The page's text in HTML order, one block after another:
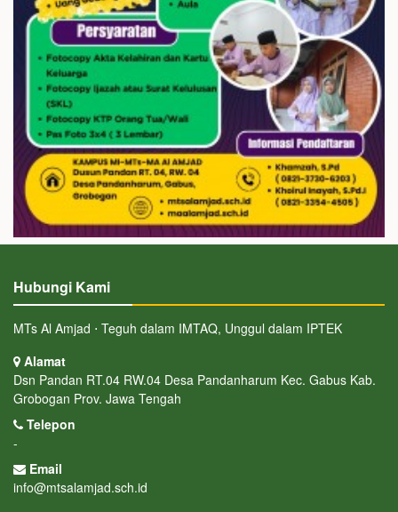
Hubungi Kami
MTs Al Amjad ⋅ Teguh dalam IMTAQ, Unggul dalam IPTEK
Alamat
Dsn Pandan RT.04 RW.04 Desa Pandanharum Kec. Gabus Kab.
Grobogan Prov. Jawa Tengah
Telepon
-
Email
info@mtsalamjad.sch.id